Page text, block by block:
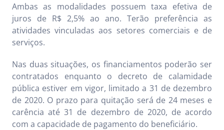
Ambas as modalidades possuem taxa efetiva de
juros de R$ 2,5% ao ano. Terão preferência as
atividades vinculadas aos setores comerciais e de
serviços.
Nas duas situações, os financiamentos poderão ser
contratados enquanto o decreto de calamidade
pública estiver em vigor, limitado a 31 de dezembro
de 2020. O prazo para quitação será de 24 meses e
carência até 31 de dezembro de 2020, de acordo
com a capacidade de pagamento do beneficiário.